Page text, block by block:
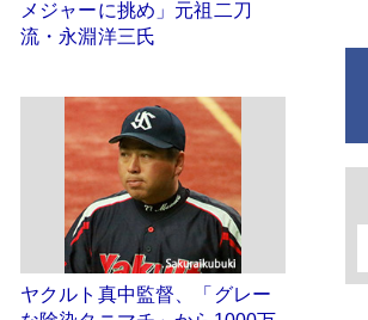
メジャーに挑め」元祖二刀
流・永淵洋三氏
ヤクルト真中監督、「グレー